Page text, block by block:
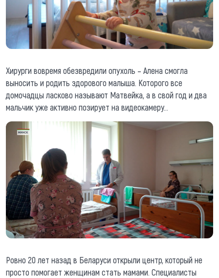
Хирурги вовремя обезвредили опухоль – Алена смогла
выносить и родить здорового малыша. Которого все
домочадцы ласково называют Матвейка, а в свой год и два
мальчик уже активно позирует на видеокамеру…
Ровно 20 лет назад в Беларуси открыли центр, который не
просто помогает женщинам стать мамами. Специалисты